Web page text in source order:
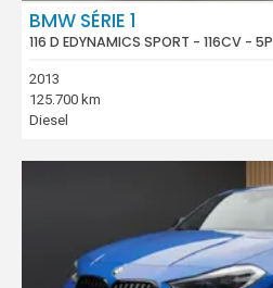
BMW SÉRIE 1
116 D EDYNAMICS SPORT - 116CV - 5P
2013
125.700 km
Diesel